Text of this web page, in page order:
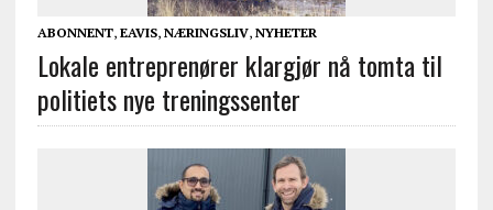
ABONNENT, EAVIS, NÆRINGSLIV, NYHETER
Lokale entreprenører klargjør nå tomta til
politiets nye treningssenter